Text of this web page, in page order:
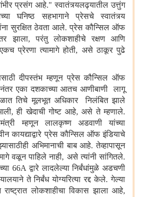
प्रसंग आहे." स्वातंत्र्यलढ्यातील उत्तुंग
घनिष्ठ सहभागाने प्रेसचे स्वातंत्र्य
सुरक्षित ठेवता आले. प्रेस कौन्सिल ऑफ
झाला,परंतु लोकशाहीचे रक्षण आणि
प्रेरणा त्यामागे होती, असे ठाकूर पुढे
दीपस्तंभ म्हणून प्रेस कौन्सिल ऑफ
एका दशकाच्या आतच आणीबाणी लागू
तिचे मूलभूत अधिकार निलंबित झाले
,ही खेदाची गोष्ट आहे,असे ते म्हणाले.
म्हणून लालकृष्ण अडवाणी यांच्या
कायद्याद्वारे प्रेस कौन्सिल ऑफ इंडियाचे
अभिमानाची बाब आहे. तेव्हापासून
वळून पाहिले नाही, असे त्यांनी सांगितले.
66Aद्वारे लादलेल्या निर्बंधांमुळे अडचणी
ते निर्बंध योग्यरित्या रद्द केले. गेल्या
राष्ट्रात लोकशाहीचा विकास झाला आहे,